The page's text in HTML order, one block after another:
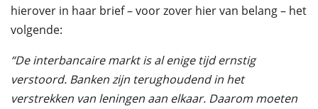
hierover in haar brief – voor zover hier van belang – het
volgende:
“De interbancaire markt is al enige tijd ernstig
verstoord. Banken zijn terughoudend in het
verstrekken van leningen aan elkaar. Daarom moeten